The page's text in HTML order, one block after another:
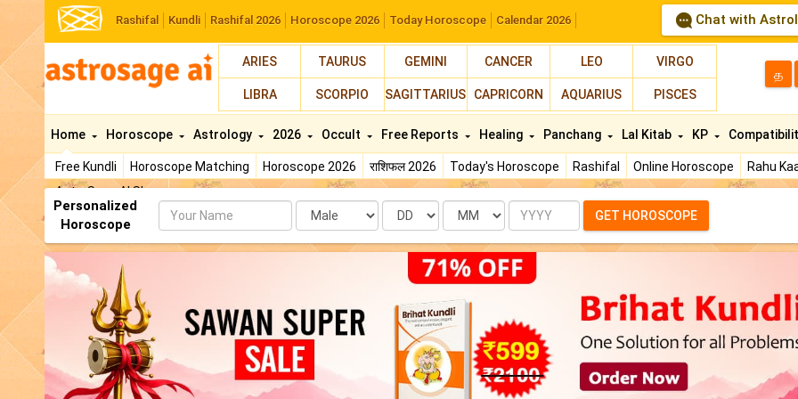
Rashifal Kundli Rashifal 2026 Horoscope 2026 Today Horoscope Calendar 2026 Chat with
ARIES TAURUS GEMINI CANCER LEO VIRGO
LIBRA SCORPIO SAGITTARIUS CAPRICORN AQUARIUS PISCES
த
Home
Free Kundli Horoscope Matching Horoscope 2026 राशिफल 2026 Today's Horoscope Rashifal Online Horoscope Rahu
AstroSage AI Shop
Horoscope Astrology 2026 Occult Free Reports Healing Panchang Lal Kitab KP
Personalized
Horoscope
Name Date Month Year GET HOROSCOPE